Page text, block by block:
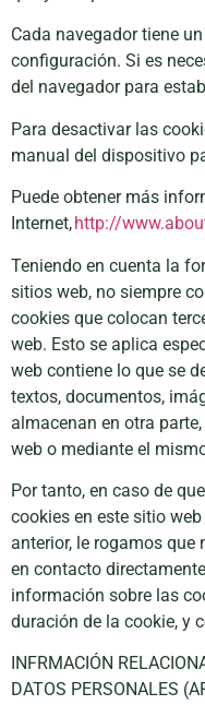
Cada navegador tiene
configuración. Si es
del navegador para
Para desactivar las
manual del dispositivo
Puede obtener más
Internet, http://
Teniendo en cuenta la
sitios web, no siempre
cookies que colocan
web. Esto se aplica
web contiene lo que se
textos, documentos,
almacenan en otra
web o mediante el
Por tanto, en caso de
cookies en este sitio
anterior, le rogamos que
en contacto
información sobre las
duración de la cookie, y
INFRMACIÓN
DATOS PERSONALES